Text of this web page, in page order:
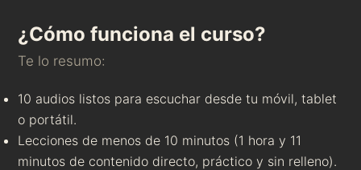
¿Cómo funciona el curso?
Te lo resumo:
10 audios listos para escuchar desde tu móvil, tablet
o portátil.
Lecciones de menos de 10 minutos (1 hora y 11
minutos de contenido directo, práctico y sin relleno).